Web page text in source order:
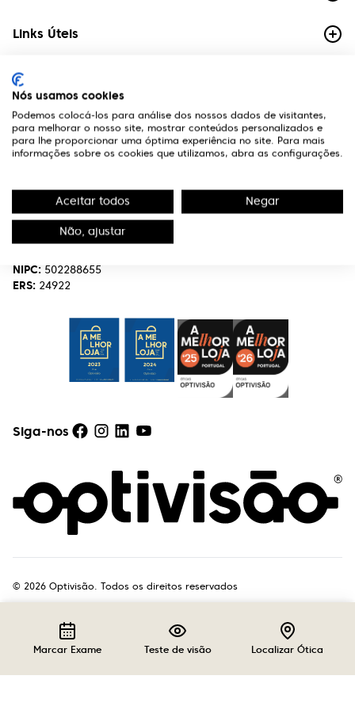
Links Úteis
Contactos
Edifício Premium
R. Miguel Serrano, nº 9 - 3º Miraflores,
1495-173 Algés
Chamada para a rede fixa nacional.
optivisao@optivisao.pt
NIPC: 502288655
ERS: 24922
Siga-nos
© 2026 Optivisão. Todos os direitos reservados
Marcar Exame Teste de visão Localizar Ótica
Nós usamos cookies
Podemos colocá-los para análise dos nossos dados de visitantes,
para melhorar o nosso site, mostrar conteúdos personalizados e
para lhe proporcionar uma óptima experiência no site. Para mais
informações sobre os cookies que utilizamos, abra as configurações.
Aceitar todos Negar
Não, ajustar